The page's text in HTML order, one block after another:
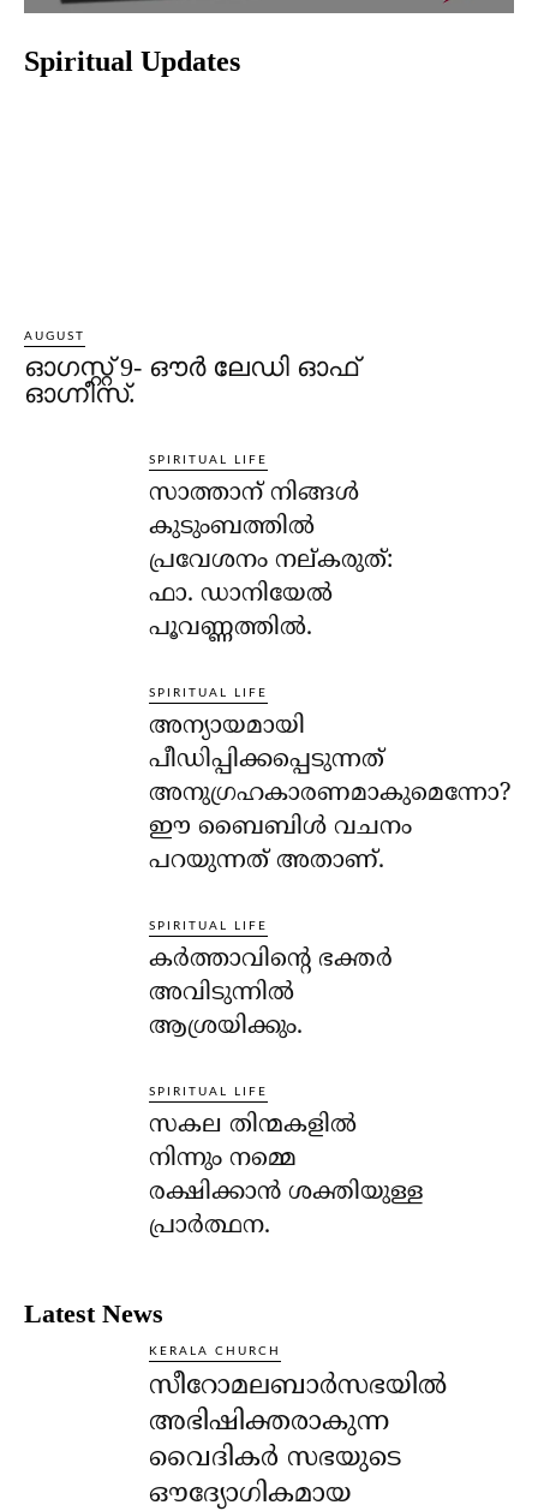
Spiritual Updates
AUGUST
ഓഗസ്റ്റ് 9- ഔര്‍ ലേഡി ഓഫ്
ഓഗ്നീസ്.
SPIRITUAL LIFE
സാത്താന് നിങ്ങള്‍
കുടുംബത്തില്‍
പ്രവേശനം നല്കരുത്:
ഫാ. ഡാനിയേല്‍
പൂവണ്ണത്തില്‍.
SPIRITUAL LIFE
അന്യായമായി
പീഡിപ്പിക്കപ്പെടുന്നത്
അനുഗ്രഹകാരണമാകുമെന്നോ?
ഈ ബൈബിള്‍ വചനം
പറയുന്നത് അതാണ്.
SPIRITUAL LIFE
കര്‍ത്താവിന്റെ ഭക്തര്‍
അവിടുന്നില്‍
ആശ്രയിക്കും.
SPIRITUAL LIFE
സകല തിന്മകളില്‍
നിന്നും നമ്മെ
രക്ഷിക്കാന്‍ ശക്തിയുള്ള
പ്രാര്‍ത്ഥന.
Latest News
KERALA CHURCH
സീറോമലബാർസഭയിൽ
അഭിഷിക്തരാകുന്ന
വൈദികർ സഭയുടെ
ഔദ്യോഗികമായ